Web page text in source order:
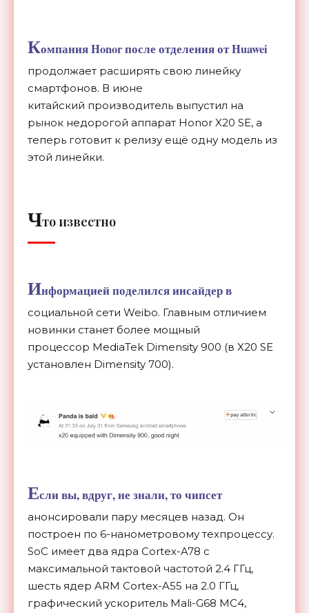
Компания Honor после отделения от Huawei
продолжает расширять свою линейку
смартфонов. В июне
китайский производитель выпустил на
рынок недорогой аппарат Honor X20 SE, а
теперь готовит к релизу ещё одну модель из
этой линейки.
Что известно
Информацией поделился инсайдер в
социальной сети Weibo. Главным отличием
новинки станет более мощный
процессор MediaTek Dimensity 900 (в X20 SE
установлен Dimensity 700).
Если вы, вдруг, не знали, то чипсет
анонсировали пару месяцев назад. Он
построен по 6-нанометровому техпроцессу.
SoC имеет два ядра Cortex-A78 c
максимальной тактовой частотой 2.4 ГГц,
шесть ядер ARM Cortex-A55 на 2.0 ГГц,
графический ускоритель Mali-G68 MC4,